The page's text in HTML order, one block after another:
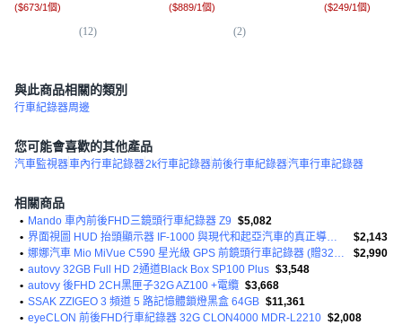
($673/1個)
(12)
顯示, 1個, M21 台灣測速版
($889/1個)
(2)
($249/1個)
與此商品相關的類別
行車紀錄器周邊
您可能會喜歡的其他產品
汽車監視器車內行車記錄器2k行車記錄器前後行車紀錄器汽車行車記錄器
相關商品
• Mando 車內前後FHD三鏡頭行車紀錄器 Z9 $5,082
•
界面視圖 HUD 抬頭顯示器 IF-1000 與現代和起亞汽車的真正導航相連
$2,143
•
娜娜汽車 Mio MiVue C590 星光級 GPS 前鏡頭行車記錄器 (贈32G記憶卡)
$2,990
• autovy 32GB Full HD 2通道Black Box SP100 Plus $3,548
• autovy 後FHD 2CH黑匣子32G AZ100 +電纜 $3,668
• SSAK ZZIGEO 3 頻道 5 路記憶體鎖燈黑盒 64GB $11,361
• eyeCLON 前後FHD行車紀錄器 32G CLON4000 MDR-L2210 $2,008